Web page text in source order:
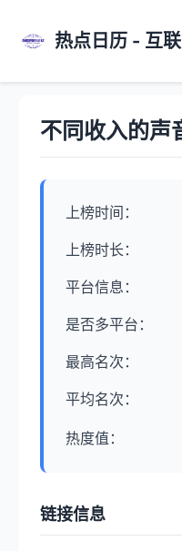
热点日历 - 互
不同收入的声
上榜时间：
上榜时长：
平台信息：
是否多平台：
最高名次：
平均名次：
热度值：
链接信息